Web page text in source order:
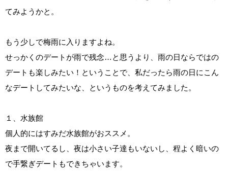
てみようかと。
もう少しで梅雨に入りますよね。
せっかくのデートが雨で残念…と思うより、雨の日ならではの
デートも楽しみたい！ということで、私だったら雨の日にこん
なデートしてみたいな、というものを考えてみました。
１、水族館
個人的にはすみだ水族館がおススメ。
夜まで開いてるし、夜は小さい子達もいないし、程よく暗いの
で手繋ぎデートもできちゃいます。